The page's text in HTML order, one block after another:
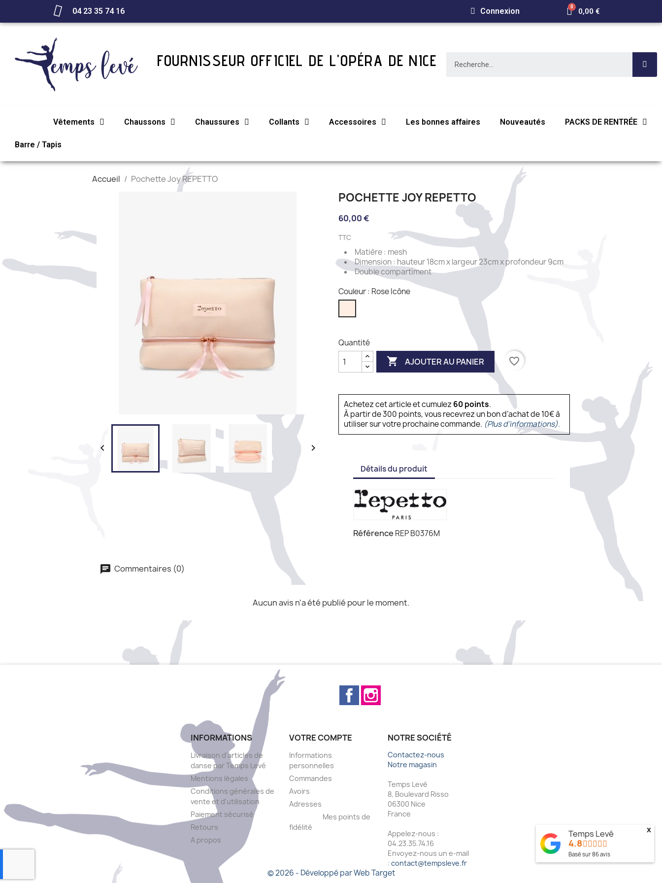
04 23 35 74 16 Connexion 0,00 €
FOURNISSEUR OFFICIEL DE L'OPÉRA DE NICE
Vêtements Chaussons Chaussures Collants Accessoires Les bonnes affaires Nouveautés PACKS DE RENTRÉE
Barre / Tapis
Accueil Pochette Joy REPETTO
 
POCHETTE JOY REPETTO
60,00 €
TTC
Matière : mesh
Dimension : hauteur 18cm x largeur 23cm x profondeur 9cm
Double compartiment
Couleur : Rose Icône
Icône
Quantité
 AJOUTER AU PANIER favorite_border
Achetez cet article et cumulez 60points.
À partir de 300 points, vous recevrez un bon d’achat de 10€ à
utiliser sur votre prochaine commande. (Plus d'informations).
Détails du produit
Référence REP B0376M
Commentaires (0)
Aucun avis n'a été publié pour le moment.
Facebook
INFORMATIONS
Livraison d'articles de
danse par Temps Levé
Mentions légales
Conditions générales de
vente et d'utilisation
Paiement sécurisé
Retours
A propos
VOTRE COMPTE
Informations
personnelles
Commandes
Avoirs
Adresses
Mes points de
fidélité
NOTRE SOCIÉTÉ
Contactez-nous
Notre magasin
Temps Levé
8, Boulevard Risso
06300 Nice
France
Appelez-nous :
04.23.35.74.16
Envoyez-nous un e-mail
: contact@tempsleve.fr
© 2026 - Développé par Web Target
Temps Levé
4.8
Basé sur86avis
x